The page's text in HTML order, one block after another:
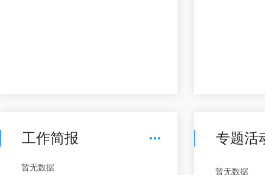
工作简报
暂无数据
专题活
暂无数据